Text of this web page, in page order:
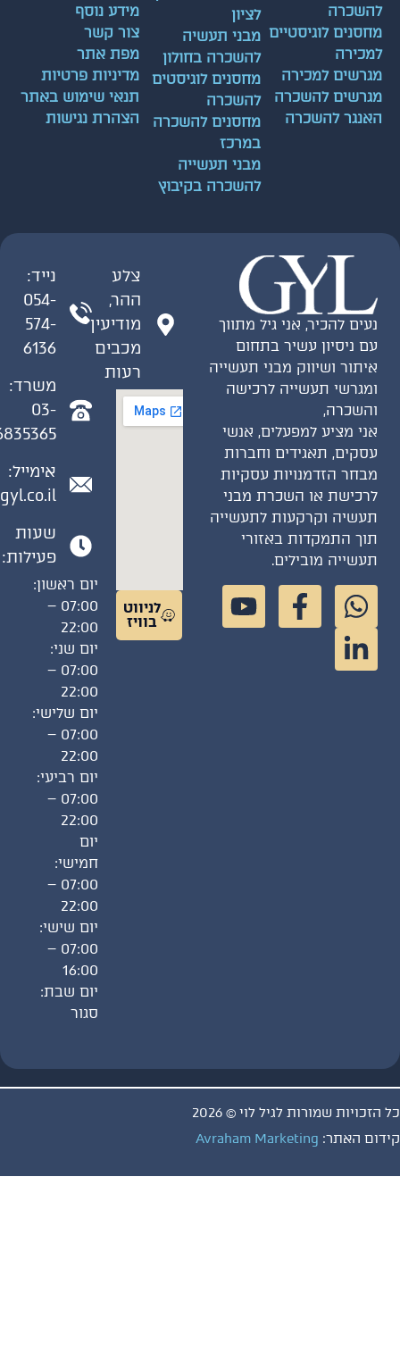
לוגיסטיים
למכירה
להשכרה
להשכרה
מבני תעשיה
להשכרה בחולון
מחסנים לוגיסטים
להשכרה
מחסנים להשכרה
במרכז
מבני תעשייה
להשכרה בקיבוץ
מידע נוסף
צור קשר
מפת אתר
מדיניות פרטיות
תנאי שימוש באתר
הצהרת נגישות
להכיר, אני גיל מתווך
ניסיון עשיר בתחום
ושיווק מבני תעשייה
תעשייה לרכישה
מציע למפעלים, אנשי
תאגידים וחברות
הזדמנויות עסקיות
או השכרת מבני
וקרקעות לתעשייה
התמקדות באזורי
מובילים.
ההר,
מודיעין
מכבים
רעות
לניווט
בוויז
054-
574-
6136
משרד:
03-
6835365
אימייל:
gil@gyl.co.il
שעות
פעילות:
יום ראשון:
07:00 –
22:00
יום שני:
07:00 –
22:00
יום שלישי:
07:00 –
22:00
יום רביעי:
07:00 –
22:00
חמישי:
07:00 –
22:00
יום שישי:
07:00 –
16:00
יום שבת:
שמורות לגיל לוי © 2026
האתר:Avraham Marketing